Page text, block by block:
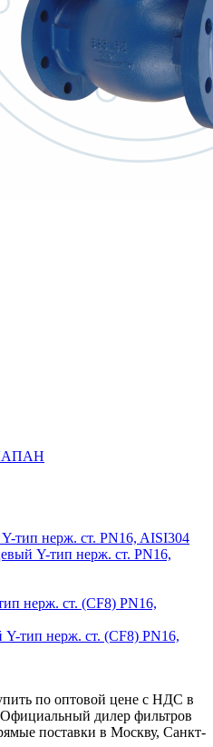
Y-тип нерж. ст. PN16,
тип нерж. ст. (CF8) PN16,